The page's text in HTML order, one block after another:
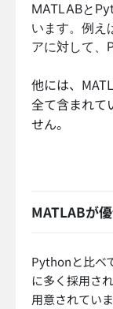
MATLABと
います。例え
アに対して、
他には、
全て含まれて
せん。
MATLABが
Pythonと比べ
に多く採用さ
用意されていま